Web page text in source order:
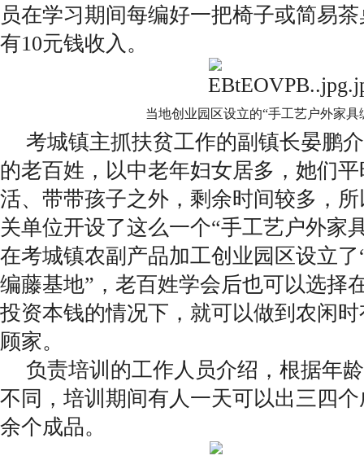
员在学习期间每编好一把椅子或简易
有10元钱收入。
当地创业园区设立的“手工艺户外家具
考城镇主抓扶贫工作的副镇长晏鹏
的老百姓，以中老年妇女居多，她们
活、带带孩子之外，剩余时间较多，
关单位开设了这么一个“手工艺户外家
在考城镇农副产品加工创业园区设立
编藤基地”，老百姓学会后也可以选择
投资本钱的情况下，就可以做到农闲
顾家。
负责培训的工作人员介绍，根据年
不同，培训期间有人一天可以出三四
余个成品。